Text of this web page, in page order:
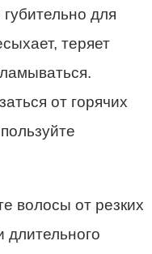
для
теряет
от горячих
волосы от резких
длительного